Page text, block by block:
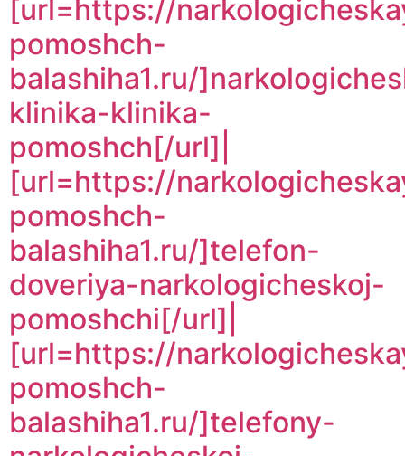
[url=https://
pomoshch-
balashiha1.ru/
klinika-klinika-
pomoshch[/url]|
[url=https://
pomoshch-
balashiha1.ru/]telefon-
doveriya-narkologicheskoj-
pomoshchi[/url]|
[url=https://
pomoshch-
balashiha1.ru/]telefony-